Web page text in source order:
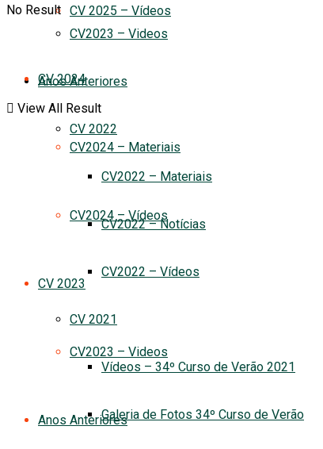
CV2023 – Videos
Anos Anteriores
CV 2022
CV2022 – Materiais
CV2022 – Notícias
CV2022 – Vídeos
CV 2021
Vídeos – 34º Curso de Verão 2021
Galeria de Fotos 34º Curso de Verão
CV 2025 – Vídeos
CV 2024
CV2024 – Materiais
CV2024 – Vídeos
CV 2023
CV2023 – Videos
Anos Anteriores
No Result
View All Result